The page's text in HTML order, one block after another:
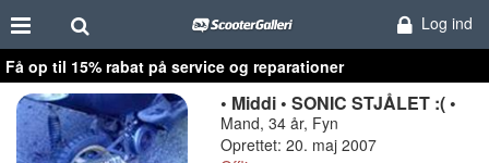
Log ind
Få op til 15% rabat på service og reparationer
• Middi • SONIC STJÅLET :( •
Mand, 34 år, Fyn
Oprettet: 20. maj 2007